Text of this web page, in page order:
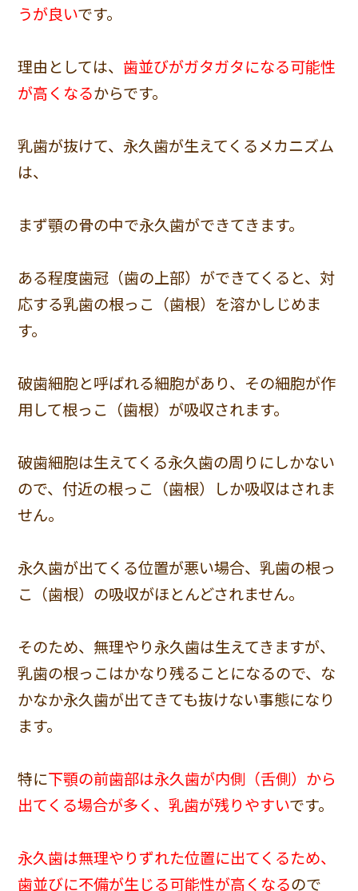
うが良いです。
理由としては、 歯並びがガタガタになる可能性
が高くなるからです。
乳歯が抜けて、永久歯が生えてくるメカニズム
は、
まず顎の骨の中で永久歯ができてきます。
ある程度歯冠（歯の上部）ができてくると、対
応する乳歯の根っこ（歯根）を溶かしじめま
す。
破歯細胞と呼ばれる細胞があり、その細胞が作
用して根っこ（歯根）が吸収されます。
破歯細胞は生えてくる永久歯の周りにしかない
ので、付近の根っこ（歯根）しか吸収はされま
せん。
永久歯が出てくる位置が悪い場合、乳歯の根っ
こ（歯根）の吸収がほとんどされません。
そのため、無理やり永久歯は生えてきますが、
乳歯の根っこはかなり残ることになるので、な
かなか永久歯が出てきても抜けない事態になり
ます。
特に下顎の前歯部は永久歯が内側（舌側）から
出てくる場合が多く、乳歯が残りやすいです。
永久歯は無理やりずれた位置に出てくるため、
歯並びに不備が生じる可能性が高くなるので